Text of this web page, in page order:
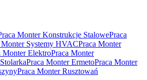
Monter Konstrukcje StalowePraca
Monter Systemy HVACPraca Monter
Monter ElektroPraca Monter
Praca Monter ErmetoPraca Monter
Praca Monter Rusztowań